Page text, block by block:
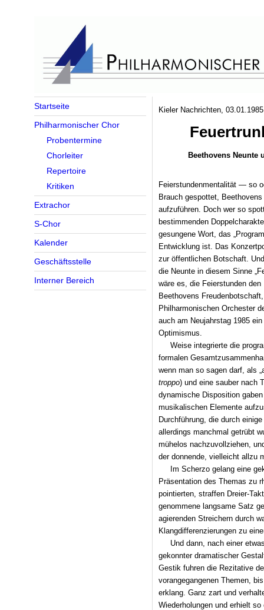
Startseite
Philharmonischer Chor
Probentermine
Chorleiter
Repertoire
Kritiken
Extrachor
S-Chor
Kalender
Geschäftsstelle
Interner Bereich
Kieler Nachrichten, 03.01.1985
Beethovens Neunte
Feierstundenmentalität — so
Brauch gespottet,
aufzuführen. Doch wer so
bestimmenden
gesungene Wort, das
Entwicklung ist. Das
zur öffentlichen Botschaft.
die Neunte in diesem Sinne
wäre es, die Feierstunden
Beethovens
Philharmonischen Orchester
auch am Neujahrstag 1985
Optimismus.
Weise integrierte die
formalen
wenn man so sagen darf, als
troppo) und eine sauber nach
dynamische Disposition
musikalischen Elemente
Durchführung, die durch
allerdings manchmal getrübt
mühelos nachzuvollziehen,
der donnende, vielleicht allzu
Im Scherzo gelang eine
Präsentation des Themas zu
pointierten, straffen Dreier-
genommene langsame Satz
agierenden Streichern durch
Klangdifferenzierungen zu
Und dann, nach einer
gekonnter dramatischer
Gestik fuhren die Rezitative
vorangegangenen Themen,
erklang. Ganz zart und
Wiederholungen und erhielt